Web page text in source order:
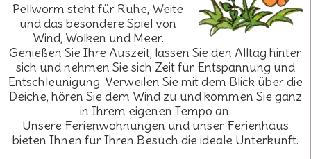
Pellworm steht für Ruhe, Weite
und das besondere Spiel von
Wind, Wolken und Meer.
Genießen Sie Ihre Auszeit, lassen Sie den Alltag hinter
sich und nehmen Sie sich Zeit für Entspannung und
Entschleunigung. Verweilen Sie mit dem Blick über die
Deiche, hören Sie dem Wind zu und kommen Sie ganz
in Ihrem eigenen Tempo an.
Unsere Ferienwohnungen und unser Ferienhaus
bieten Ihnen für Ihren Besuch die ideale Unterkunft.